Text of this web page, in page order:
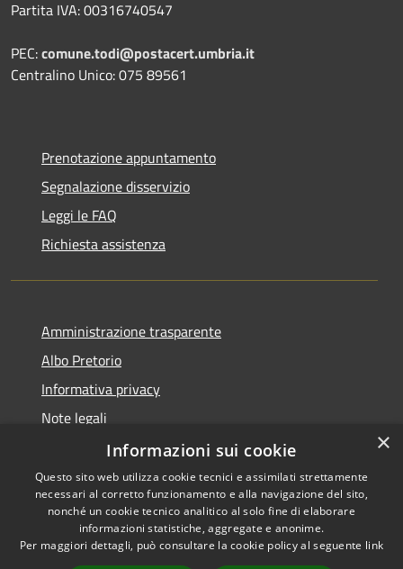
Partita IVA: 00316740547
PEC:comune.todi@postacert.umbria.it
Centralino Unico: 075 89561
Prenotazione appuntamento
Segnalazione disservizio
Leggi le FAQ
Richiesta assistenza
Amministrazione trasparente
Albo Pretorio
Informativa privacy
Note legali
Dichiarazione di accessibilità
RSS
Accessibilità
Copyright © 2026 • Comune di
Todi • Powered by
×
Informazioni sui cookie
Questo sito web utilizza cookie tecnici e assimilati strettamente
necessari al corretto funzionamento e alla navigazione del sito,
nonché un cookie tecnico analitico al solo fine di elaborare
informazioni statistiche, aggregate e anonime.
Per maggiori dettagli, può consultare la cookie policy al seguente link